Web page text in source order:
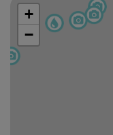
+
−